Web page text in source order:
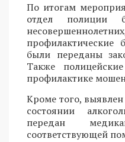
По итогам
отдел полиции
профилактические
были переданы
Также
профилактике
Кроме того,
состоянии
передан
соответствующей